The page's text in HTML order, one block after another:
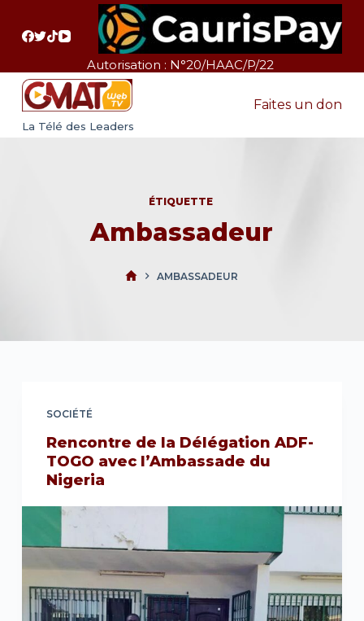
a
Autorisation : N°20/HAAC/P/22
La Télé des Leaders
Faites un don
ÉTIQUETTE
Ambassadeur
AMBASSADEUR
SOCIÉTÉ
Rencontre de la Délégation ADF-
TOGO avec l’Ambassade du
Nigeria